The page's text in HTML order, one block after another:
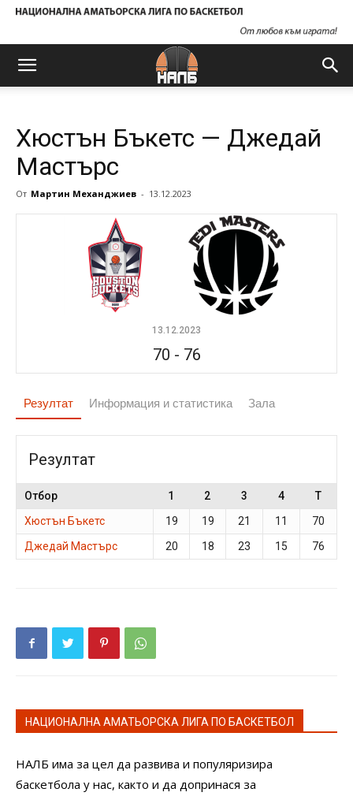
Хюстън Бъкетс — Джедай
Мастърс
От Мартин Механджиев - 13.12.2023
13.12.2023
70 - 76
Резултат Информация и статистика Зала
Резултат
Отбор 1 2 3 4
T
Хюстън Бъкетс
19 19 21 11
70
Джедай Мастърс
20 18 23 15 76
НАЦИОНАЛНА АМАТЬОРСКА ЛИГА ПО БАСКЕТБОЛ
НАЛБ има за цел да развива и популяризира
баскетбола у нас, както и да допринася за